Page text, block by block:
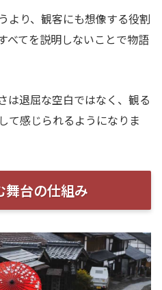
より、観客にも想像する役割
べてを説明しないことで物語
は退屈な空白ではなく、観る
て感じられるようになりま
舞台の仕組み